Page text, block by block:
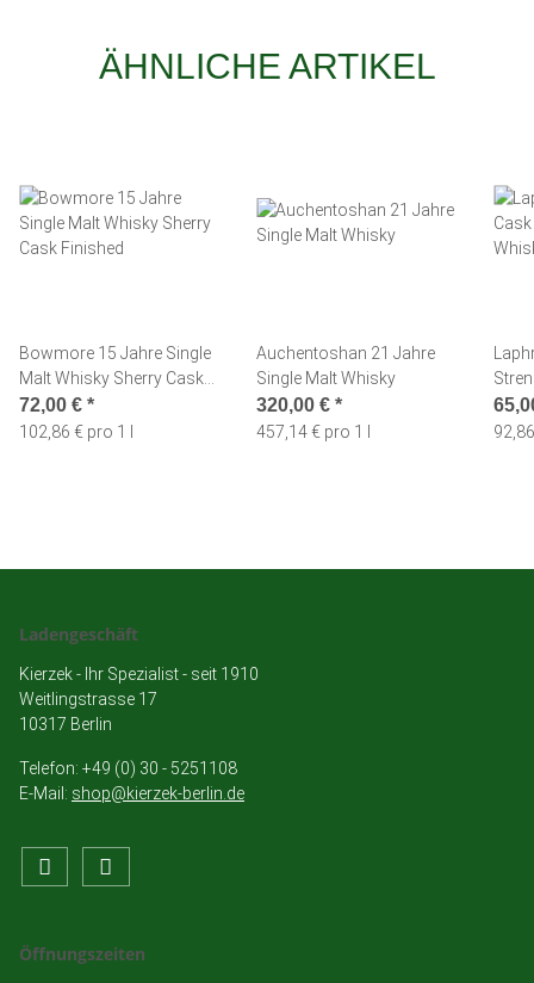
ÄHNLICHE ARTIKEL
Bowmore 15 Jahre Single
Malt Whisky Sherry Cask
Finished
72,00 € *
102,86 € pro 1 l
Auchentoshan 21 Jahre
Single Malt Whisky
320,00 € *
457,14 € pro 1 l
Ladengeschäft
Kierzek - Ihr Spezialist - seit 1910
Weitlingstrasse 17
10317 Berlin
Telefon: +49 (0) 30 - 5251108
E-Mail: shop@kierzek-berlin.de
Öffnungszeiten